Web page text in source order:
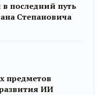
последний путь
Степановича
предметов
ИИ